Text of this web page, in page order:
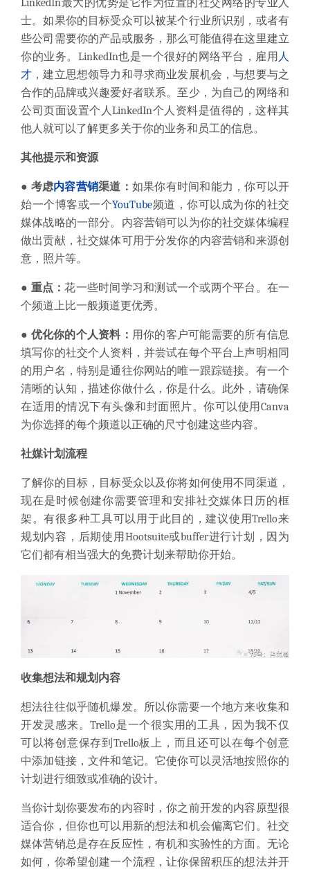
LinkedIn最大的优势是它作为位置的社交网络的专业人
士。如果你的目标受众可以被某个行业所识别，或者有
些公司需要你的产品或服务，那么可能值得在这里建立
你的业务。LinkedIn也是一个很好的网络平台，雇用 人
才 ，建立思想领导力和寻求商业发展机会，与想要与之
合作的品牌或兴趣爱好者联系。至少，为自己的网络和
公司页面设置个人LinkedIn个人资料是值得的，这样其
他人就可以了解更多关于你的业务和员工的信息。
其他提示和资源
● 考虑内容营销渠道： 如果你有时间和能力，你可以开
始一个博客或一个YouTube频道，你可以成为你的社交
媒体战略的一部分。内容营销可以为你的社交媒体编程
做出贡献，社交媒体可用于分发你的内容营销和来源创
意，照片等。
● 重点：花一些时间学习和测试一个或两个平台。在一
个频道上比一般频道更优秀。
● 优化你的个人资料： 用你的客户可能需要的所有信息
填写你的社交个人资料，并尝试在每个平台上声明相同
的用户名，特别是通往你网站的唯一跟踪链接。有一个
清晰的认知，描述你做什么，你是什么。此外，请确保
在适用的情况下有头像和封面照片。你可以使用Canva
为你选择的每个频道以正确的尺寸创建这些内容。
社媒计划流程
了解你的目标，目标受众以及你将如何使用不同渠道，
现在是时候创建你需要管理和安排社交媒体日历的框
架。有很多种工具可以用于此目的，建议使用Trello来
规划内容，后期使用Hootsuite或buffer进行计划，因为
它们都有相当强大的免费计划来帮助你开始。
收集想法和规划内容
想法往往似乎随机爆发。所以你需要一个地方来收集和
开发灵感来。Trello是一个很实用的工具，因为我不仅
可以将创意保存到Trello板上，而且还可以在每个创意
中添加链接，文件和笔记。它使你可以灵活地按照你的
计划进行细致或准确的设计。
当你计划你要发布的内容时，你之前开发的内容原型很
适合你，但你也可以用新的想法和机会偏离它们。社交
媒体营销总是存在反应性，有机和实验性的方面。无论
如何，你希望创建一个流程，让你保留积压的想法并开